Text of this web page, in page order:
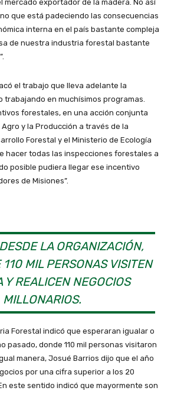
mercado exportador de la madera. No así
que está padeciendo las consecuencias
interna en el país bastante compleja
de nuestra industria forestal bastante
el trabajo que lleva adelante la
trabajando en muchísimos programas.
forestales, en una acción conjunta
y la Producción a través de la
Forestal y el Ministerio de Ecología
hacer todas las inspecciones forestales a
posible pudiera llegar ese incentivo
de Misiones”.
LA ORGANIZACIÓN,
110 MIL PERSONAS VISITEN
Y REALICEN NEGOCIOS
MILLONARIOS.
Forestal indicó que esperaran igualar o
pasado, donde 110 mil personas visitaron
manera, Josué Barrios dijo que el año
por una cifra superior a los 20
este sentido indicó que mayormente son